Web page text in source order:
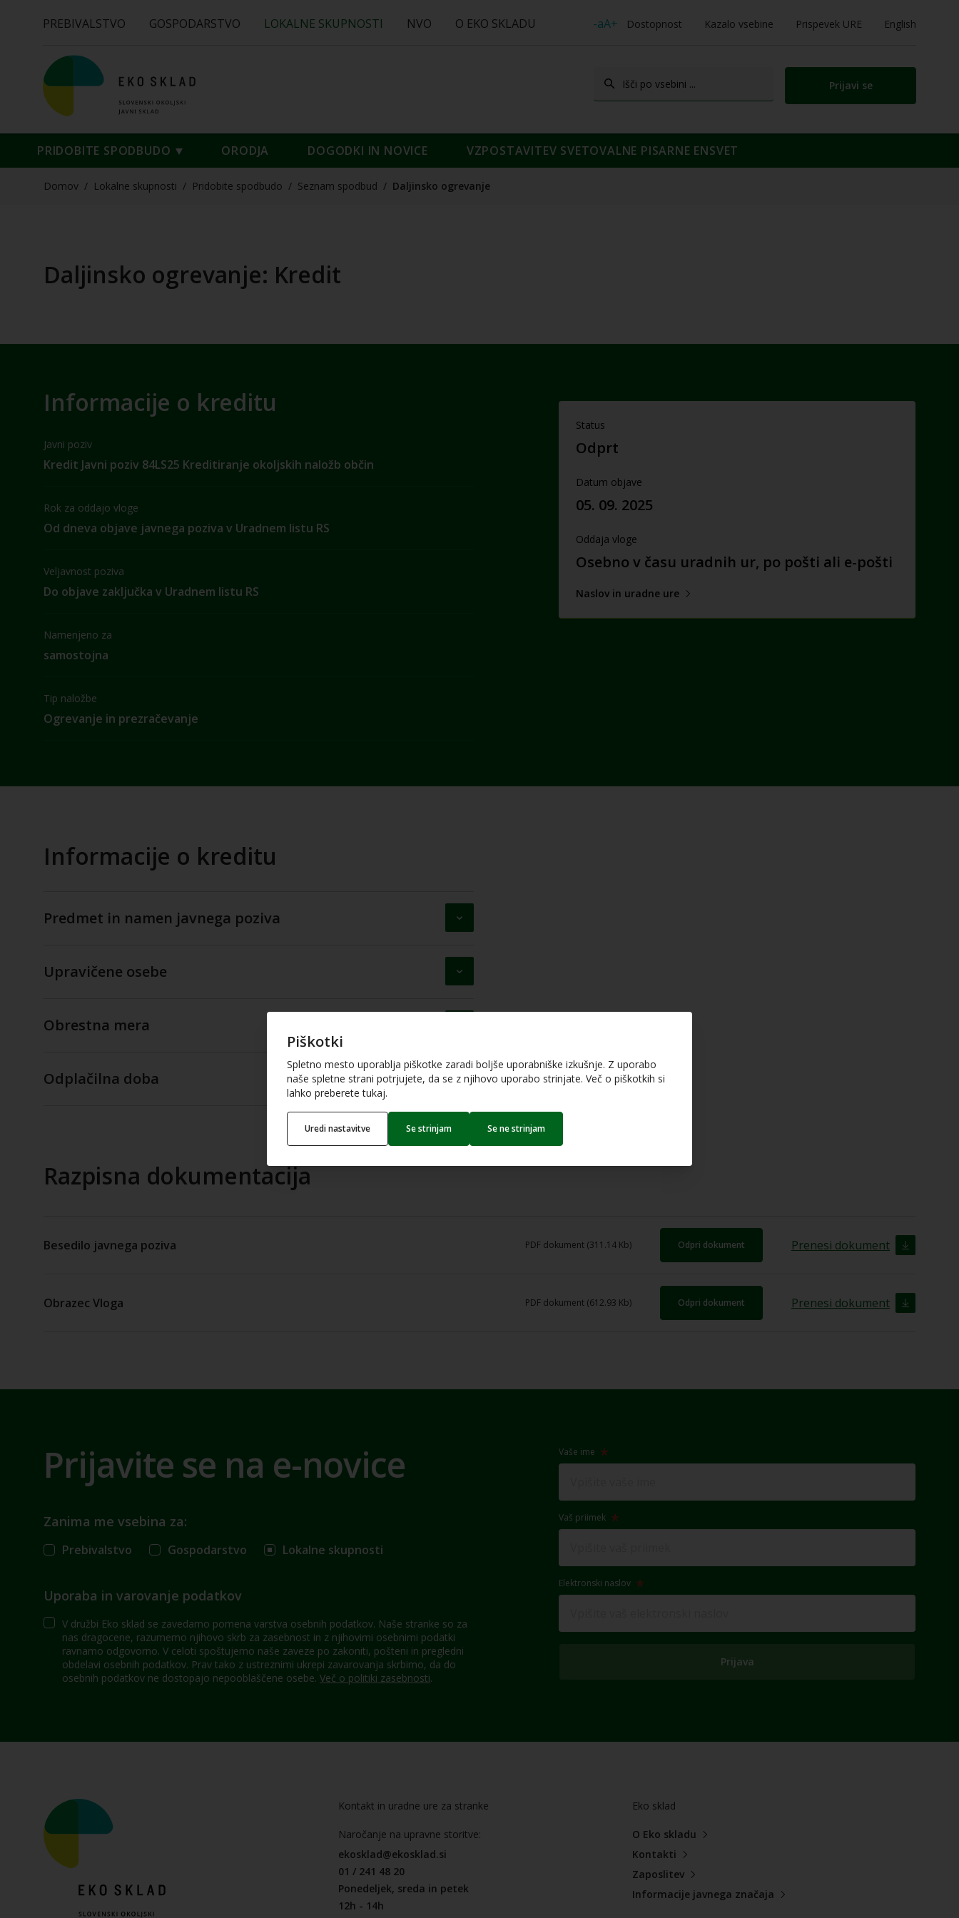
PREBIVALSTVO GOSPODARSTVO LOKALNE SKUPNOSTI NVO O EKO SKLADU -aA+ Dostopnost Kazalo vsebine Prispevek URE English
Prijavi se
PRIDOBITE SPODBUDO ORODJA DOGODKI IN NOVICE VZPOSTAVITEV SVETOVALNE PISARNE ENSVET
Domov / Lokalne skupnosti / Pridobite spodbudo / Seznam spodbud / Daljinsko ogrevanje
Daljinsko ogrevanje: Kredit
Informacije o kreditu
Javni poziv
Kredit Javni poziv 84LS25 Kreditiranje okoljskih naložb občin
Rok za oddajo vloge
Od dneva objave javnega poziva v Uradnem listu RS
Veljavnost poziva
Do objave zaključka v Uradnem listu RS
Namenjeno za
samostojna
Tip naložbe
Ogrevanje in prezračevanje
Informacije o kreditu
Predmet in namen javnega poziva
Upravičene osebe
Obrestna mera
Odplačilna doba
Status
Odprt
Datum objave
05. 09. 2025
Oddaja vloge
Osebno v času uradnih ur, po pošti ali e-pošti
Naslov in uradne ure
Razpisna dokumentacija
Besedilo javnega poziva PDF dokument (311.14 Kb) Odpri dokument Prenesi dokument
Obrazec Vloga PDF dokument (612.93 Kb) Odpri dokument Prenesi dokument
Prijavite se na e-novice
Zanima me vsebina za:
Prebivalstvo Gospodarstvo Lokalne skupnosti
Uporaba in varovanje podatkov
V družbi Eko sklad se zavedamo pomena varstva osebnih podatkov. Naše stranke so za
nas dragocene, razumemo njihovo skrb za zasebnost in z njihovimi osebnimi podatki
ravnamo odgovorno. V celoti spoštujemo naše zaveze po zakoniti, pošteni in pregledni
obdelavi osebnih podatkov. Prav tako z ustreznimi ukrepi zavarovanja skrbimo, da do
osebnih podatkov ne dostopajo nepooblaščene osebe. Več o politiki zasebnosti.
Vaše ime
Vaš priimek
Elektronski naslov
Prijava
Kontakt in uradne ure za stranke
Naročanje na upravne storitve:
ekosklad@ekosklad.si
01 / 241 48 20
Ponedeljek, sreda in petek
12h - 14h
Eko sklad
O Eko skladu
Kontakti
Zaposlitev
Informacije javnega značaja
Piškotki
Spletno mesto uporablja piškotke zaradi boljše uporabniške izkušnje. Z uporabo
naše spletne strani potrjujete, da se z njihovo uporabo strinjate. Več o piškotkih si
lahko preberete tukaj.
Uredi nastavitve Se strinjam Se ne strinjam